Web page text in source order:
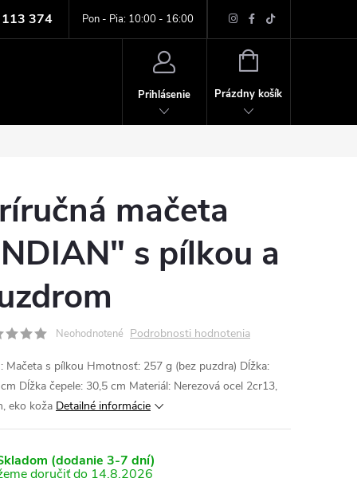
374 Pon - Pia: 10:00 - 16:00
údajov
Prihlásenie
NÁKUPNÝ
Prázdny košík
mačeta
s pílkou a
Neohodnotené Podrobnosti hodnotenia
Mačeta s pílkou Hmotnosť: 257 g (bez puzdra) Dĺžka:
Dĺžka čepele: 30,5 cm Materiál: Nerezová ocel 2cr13,
eko koža Detailné informácie
(dodanie 3-7 dní)
14.8.2026